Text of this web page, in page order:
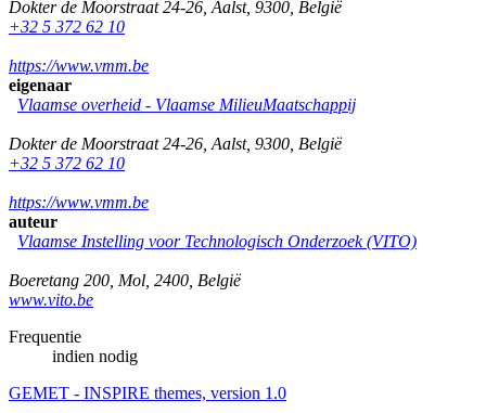
Dokter de Moorstraat 24-26 Aalst, 9300 België
+32 5 372 62 10
https://www.vmm.be
eigenaar
Vlaamse overheid - Vlaamse MilieuMaatschappij
Dokter de Moorstraat 24-26 Aalst, 9300 België
+32 5 372 62 10
https://www.vmm.be
auteur
Vlaamse Instelling voor Technologisch Onderzoek (VITO)
Boeretang 200 Mol 2400 België
www.vito.be
Frequentie
indien nodig
GEMET - INSPIRE themes, version 1.0